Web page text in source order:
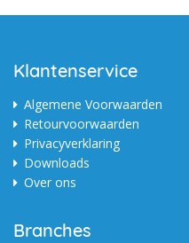
Klantenservice
Algemene Voorwaarden
Retourvoorwaarden
Privacyverklaring
Downloads
Over ons
Branches